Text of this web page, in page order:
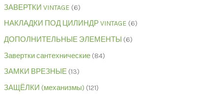
ЗАВЕРТКИ VINTAGE 6
НАКЛАДКИ ПОД ЦИЛИНДР VINTAGE 6
ДОПОЛНИТЕЛЬНЫЕ ЭЛЕМЕНТЫ
6
Завертки сантехнические 84
ЗАМКИ ВРЕЗНЫЕ 13
ЗАЩЁЛКИ (механизмы) 121